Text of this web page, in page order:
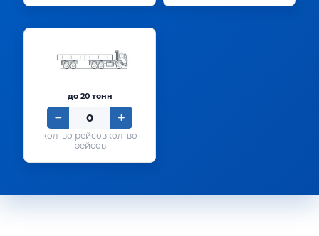
до 20 тонн
кол-во
рейсов